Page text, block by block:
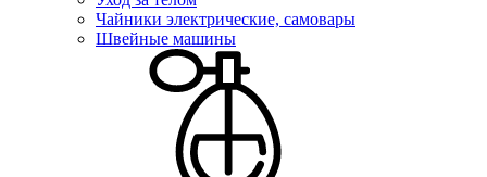
Чайники электрические, самовары
Швейные машины